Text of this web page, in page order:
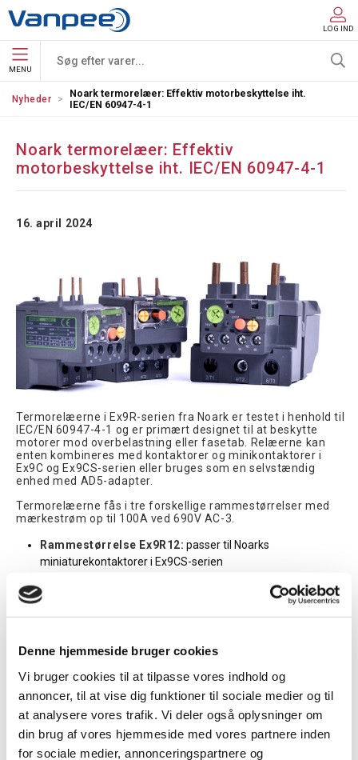
Denne hjemmeside bruger cookies
Vi bruger cookies til at tilpasse vores indhold og
annoncer, til at vise dig funktioner til sociale medier og til
at analysere vores trafik. Vi deler også oplysninger om
din brug af vores hjemmeside med vores partnere inden
for sociale medier, annonceringspartnere og
LOG IND
MENU
Nyheder
Noark termorelæer: Effektiv motorbeskyttelse iht.
IEC/EN 60947-4-1
Noark termorelæer: Effektiv
motorbeskyttelse iht. IEC/EN 60947-4-1
16. april 2024
Termorelæerne i Ex9R-serien fra Noark er testet i henhold til
IEC/EN 60947-4-1 og er primært designet til at beskytte
motorer mod overbelastning eller fasetab. Relæerne kan
enten kombineres med kontaktorer og minikontaktorer i
Ex9C og Ex9CS-serien eller bruges som en selvstændig
enhed med AD5-adapter.
Termorelæerne fås i tre forskellige rammestørrelser med
mærkestrøm op til 100A ved 690V AC-3.
Rammestørrelse Ex9R12: passer til Noarks
miniaturekontaktorer i Ex9CS-serien
Ex9C18-serien. Kan også bruges til kontaktorer i Ex9C38-
Rammestørrelse Ex9R100:
kan bruges sammen med
Ex9R termorelæer er udstyret med 1 NO og 1 NC
hjælpekontakter. Relæerne findes i 3-polede versioner med
klasse 10 A-udløser.
Se udvalget af termorelæer fra Noark